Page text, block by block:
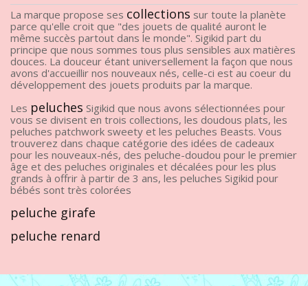
La marque propose ses collections sur toute la planète
parce qu'elle croit que "des jouets de qualité auront le
même succès partout dans le monde". Sigikid part du
principe que nous sommes tous plus sensibles aux matières
douces. La douceur étant universellement la façon que nous
avons d'accueillir nos nouveaux nés, celle-ci est au coeur du
développement des jouets produits par la marque.
Les peluches Sigikid que nous avons sélectionnées pour
vous se divisent en trois collections, les doudous plats, les
peluches patchwork sweety et les peluches Beasts. Vous
trouverez dans chaque catégorie des idées de cadeaux
pour les nouveaux-nés, des peluche-doudou pour le premier
âge et des peluches originales et décalées pour les plus
grands à offrir à partir de 3 ans, les peluches Sigikid pour
bébés sont très colorées
peluche girafe
peluche renard